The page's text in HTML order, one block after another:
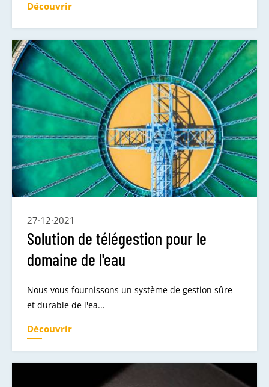
Découvrir
27·12·2021
Solution de télégestion pour le
domaine de l'eau
Nous vous fournissons un système de gestion sûre
et durable de l'ea...
Découvrir